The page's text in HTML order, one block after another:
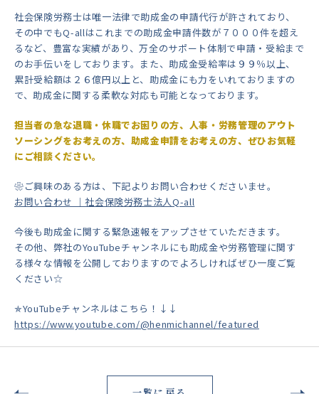
社会保険労務士は唯一法律で助成金の申請代行が許されており、
その中でもQ-allはこれまでの助成金申請件数が７０００件を超え
るなど、豊富な実績があり、万全のサポート体制で申請・受給まで
のお手伝いをしております。また、助成金受給率は９９％以上、
累計受給額は２６億円以上と、助成金にも力をいれておりますの
で、助成金に関する柔軟な対応も可能となっております。
担当者の急な退職・休職でお困りの方、人事・労務管理のアウト
ソーシングをお考えの方、助成金申請をお考えの方、ぜひお気軽
にご相談ください。
❀ご興味のある方は、下記よりお問い合わせくださいませ。
お問い合わせ ｜社会保険労務士法人Q-all
今後も助成金に関する緊急速報をアップさせていただきます。
その他、弊社のYouTubeチャンネルにも助成金や労務管理に関す
る様々な情報を公開しておりますのでよろしければぜひ一度ご覧
ください☆
✯YouTubeチャンネルはこちら！↓↓
https://www.youtube.com/@henmichannel/featured